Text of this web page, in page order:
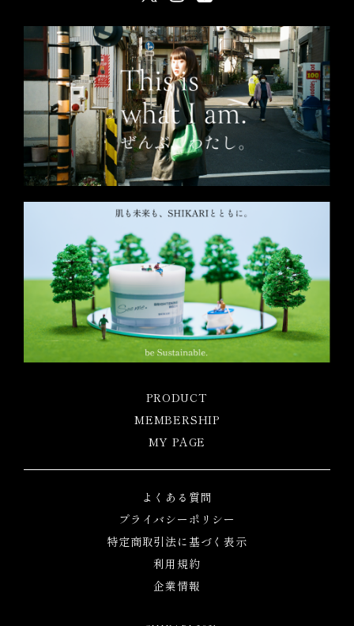
PRODUCT
MEMBERSHIP
MY PAGE
よくある質問
プライバシーポリシー
特定商取引法に基づく表示
利用規約
企業情報